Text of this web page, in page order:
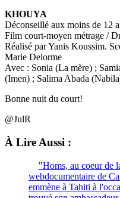
KHOUYA
Déconseillé aux moins de 12
Film court-moyen métrage /
Réalisé par Yanis Koussim.
Marie Delorme
Avec : Sonia (La mère) ;
(Imen) ; Salima Abada
Bonne nuit du court!
@JulR
À Lire Aussi :
"Homs, au coeur de
webdocumentaire de
emmène à Tahiti à